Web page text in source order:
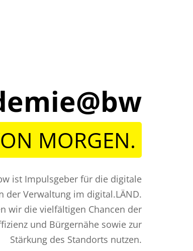
MORGEN.
ist Impulsgeber für die digitale
der Verwaltung im digital.LÄND.
wir die vielfältigen Chancen der
und Bürgernähe sowie zur
Stärkung des Standorts nutzen.